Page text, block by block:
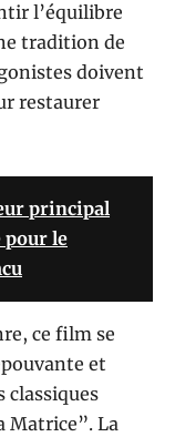
l’équilibre
tradition de
doivent
restaurer
principal
pour le
ce film se
et
classiques
Matrice”. La